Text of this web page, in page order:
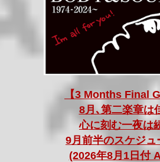
【3 Months Final
8月､第二楽章は
心に刻む一夜は
9月前半のスケジュ
(2026年8月1日付